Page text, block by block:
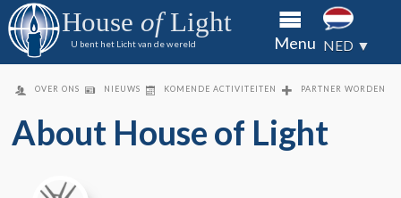
House ofLight
U bent het Licht van de wereld Menu NED ▼
Over
House of
Light via
of cheque
House of
Light via
of cheque
House of
Light via
of cheque
OVER ONS NIEUWS KOMENDE ACTIVITEITEN PARTNER WORDEN
About House of Light